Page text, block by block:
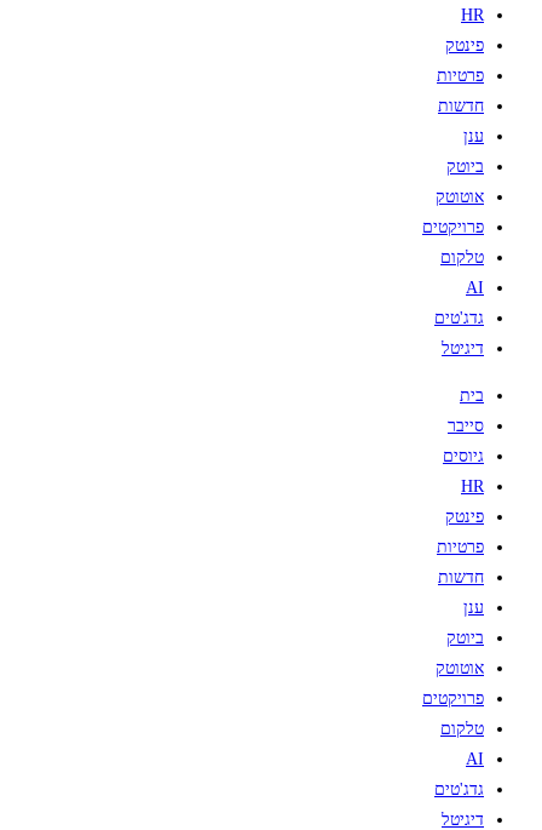
HR
פינטק
פרטיות
חדשות
ענן
ביוטק
אוטוטק
פרויקטים
טלקום
AI
גדג'טים
דיגיטל
בית
סייבר
גיוסים
HR
פינטק
פרטיות
חדשות
ענן
ביוטק
אוטוטק
פרויקטים
טלקום
AI
גדג'טים
דיגיטל